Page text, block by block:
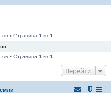
• Страница 1 из 1
• Страница 1 из 1
Перейти